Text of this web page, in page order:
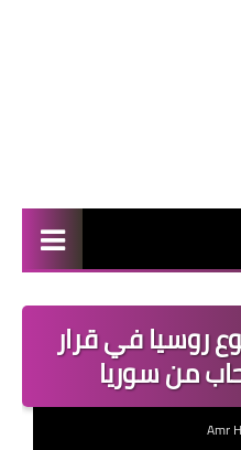
منوعات
فعاليات
صحة
روسيا في قرار
من سوريا
Amr